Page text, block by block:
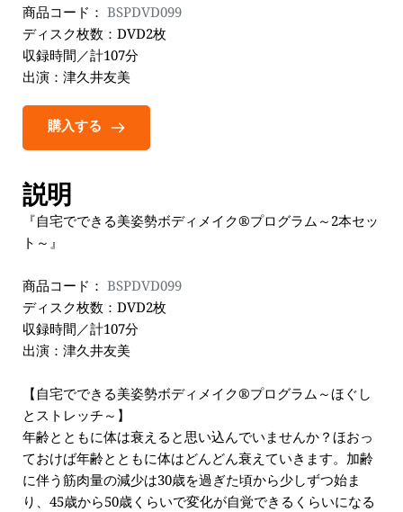
商品コード： BSPDVD099
ディスク枚数：DVD2枚
収録時間／計107分
出演：津久井友美
購入する
説明
『自宅でできる美姿勢ボディメイク®プログラム～2本セッ
ト～』
商品コード： BSPDVD099
ディスク枚数：DVD2枚
収録時間／計107分
出演：津久井友美
【自宅でできる美姿勢ボディメイク®プログラム～ほぐし
とストレッチ～】
年齢とともに体は衰えると思い込んでいませんか？ほおっ
ておけば年齢とともに体はどんどん衰えていきます。加齢
に伴う筋肉量の減少は30歳を過ぎた頃から少しずつ始ま
り、45歳から50歳くらいで変化が自覚できるくらいになる